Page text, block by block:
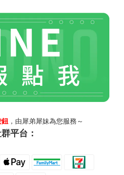
，由犀弟犀妹為您服務～
平台：